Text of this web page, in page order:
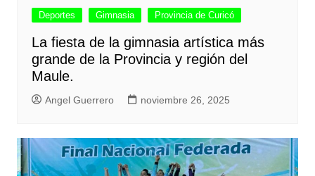
Deportes Gimnasia Provincia de Curicó
La fiesta de la gimnasia artística más
grande de la Provincia y región del
Maule.
Angel Guerrero noviembre 26, 2025